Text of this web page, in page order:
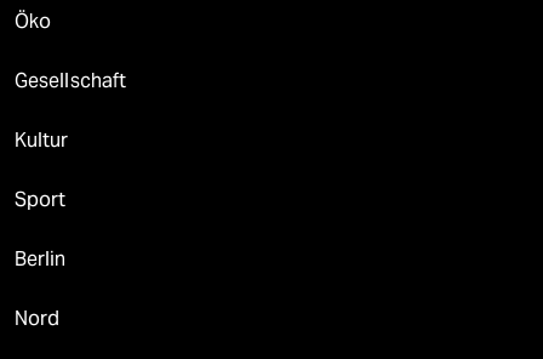
Öko
Gesellschaft
Kultur
Sport
Berlin
Nord